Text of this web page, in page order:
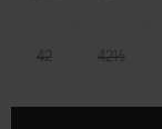
42 42½